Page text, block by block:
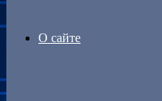
О сайте